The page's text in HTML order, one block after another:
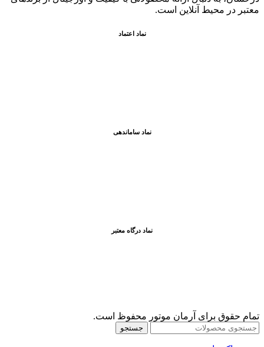
معتبر در محيط آنلاين است.
نماد اعتماد
نماد ساماندهی
نماد درگاه معتبر
تمام حقوق برای آرمان موتور محفوظ است.
جستجو